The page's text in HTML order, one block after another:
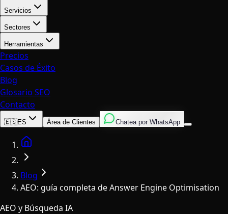
Servicios
Sectores
Herramientas
Precios
Casos de Éxito
Blog
Glosario SEO
Contacto
Inglés
ItalianoEspañol
🇪🇸ES Área de Clientes Chatea por WhatsApp
Blog
AEO: guía completa de Answer Engine Optimisation
AEO y Búsqueda IA